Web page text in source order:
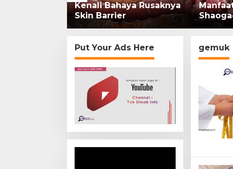
Kenali Bahaya Rusaknya
Skin Barrier
Put Your Ads Here gemuk